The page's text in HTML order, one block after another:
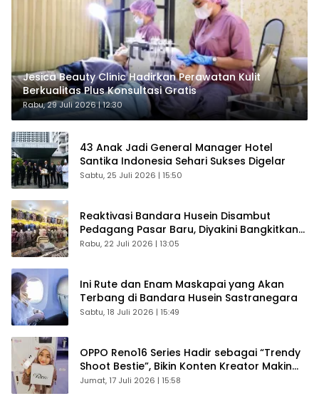
Jesica Beauty Clinic Hadirkan Perawatan Kulit
Berkualitas Plus Konsultasi Gratis
Rabu, 29 Juli 2026 | 12:30
43 Anak Jadi General Manager Hotel
Santika Indonesia Sehari Sukses Digelar
Sabtu, 25 Juli 2026 | 15:50
Reaktivasi Bandara Husein Disambut
Pedagang Pasar Baru, Diyakini Bangkitkan
Kembali Ekonomi Bandung
Rabu, 22 Juli 2026 | 13:05
Ini Rute dan Enam Maskapai yang Akan
Terbang di Bandara Husein Sastranegara
Sabtu, 18 Juli 2026 | 15:49
OPPO Reno16 Series Hadir sebagai “Trendy
Shoot Bestie”, Bikin Konten Kreator Makin
Betah
Jumat, 17 Juli 2026 | 15:58